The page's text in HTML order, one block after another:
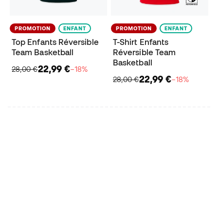
PROMOTION ENFANT
Top Enfants Réversible
Team Basketball
28,00 €22,99 €−18%
PROMOTION ENFANT
T-Shirt Enfants
Réversible Team
Basketball
28,00 €22,99 €−18%